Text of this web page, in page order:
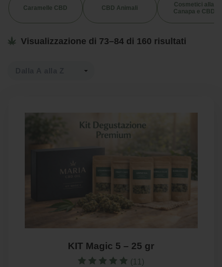
Caramelle CBD CBD Animali
Cosmetici alla
Canapa e CBD
Visualizzazione di 73–84 di 160 risultati
KIT Magic 5 – 25 gr
(11)